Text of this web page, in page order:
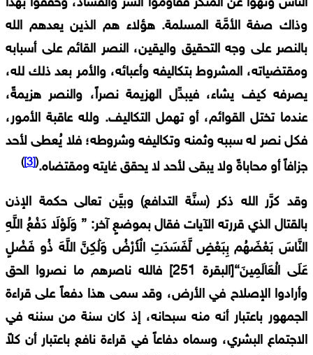
الناس ونهوا عن المنكر فقاوموا الشرَّ والفساد، وحقَّقوا بهذا
وذاك صفة الأمَّة المسلمة. هؤلاء هم الذين يعدهم الله
بالنصر على وجه التحقيق واليقين، النصر القائم على أسبابه
ومقتضياته، المشروط بتكاليفه وأعبائه، والأمر بعد ذلك لله،
يصرفه كيف يشاء، فيبدِّل الهزيمة نصراً، والنصر هزيمةً،
عندما تختل القوائم، أو تهمل التكاليف. ولله عاقبة الأمور،
فكل نصر له سببه وثمنه وتكاليفه وشروطه؛ فلا يُعطى لأحد
جزافاً أو محاباةً ولا يبقى لأحد لا يحقق غايته ومقتضاه.(
)
وقد كرَّر الله ذكر (سنَّة التدافع) وبيَّن تعالى حكمة الإذن
بالقتال الذي قررته الآيات فقال بموضعٍ آخر: { وَلَوْلَا دَفْعُ اللَّهِ
النَّاسَ بَعْضَهُم بِبَعْضٍ لَّفَسَدَتِ الْأَرْضُ وَلَٰكِنَّ اللَّهَ ذُو فَضْلٍ
عَلَى الْعَالَمِينَ}[البقرة 251] فالله ناصرهم ما نصروا الحق
وأرادوا الإصلاح في الأرض، وقد سمى هذا دفعاً على قراءة
الجمهور باعتبار أنه منه سبحانه، إذ كان سنة من سننه في
الاجتماع البشري، وسماه دفاعاً في قراءة نافع باعتبار أن كلاً